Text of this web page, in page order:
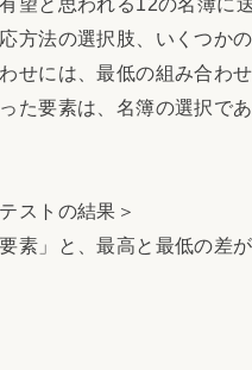
方法の選択肢、いくつか
せには、最低の組み合わ
た要素は、名簿の選択で
ストの結果＞
素」と、最高と最低の差